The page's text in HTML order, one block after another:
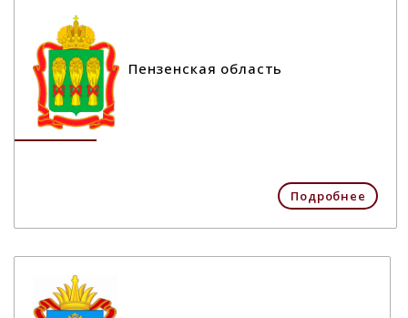
Пензенская область
Подробнее